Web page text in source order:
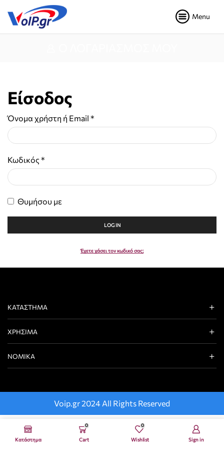
Menu
Είσοδος
Όνομα χρήστη ή Email *
Κωδικός *
Θυμήσου με
LOG IN
Έχετε χάσει τον κωδικό σας;
ΚΑΤΆΣΤΗΜΑ
ΧΡΉΣΙΜΑ
ΝΟΜΙΚΆ
Voip.gr 2024 All Rights Reserved
Κατάστημα
0
Cart
0
Wishlist Sign in